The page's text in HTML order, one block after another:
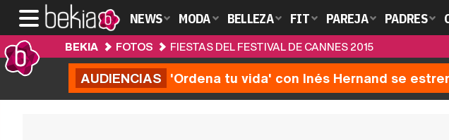
NEWS MODA BELLEZA FIT PAREJA PADRES
BEKIA FOTOS FIESTAS DEL FESTIVAL DE CANNES 2015
AUDIENCIAS 'Ordena tu vida' con Inés Hernand se